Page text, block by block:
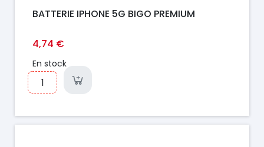
BATTERIE IPHONE 5G BIGO PREMIUM
4,74 €
En stock